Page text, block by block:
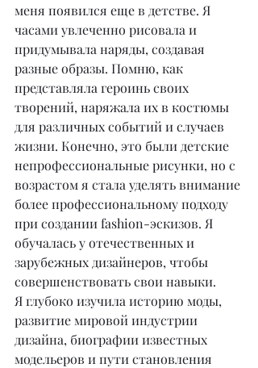
меня появился еще в детстве. Я
часами увлеченно рисовала и
придумывала наряды, создавая
разные образы. Помню, как
представляла героинь своих
творений, наряжала их в костюмы
для различных событий и случаев
жизни. Конечно, это были детские
непрофессиональные рисунки, но с
возрастом я стала уделять внимание
более профессиональному подходу
при создании fashion-эскизов. Я
обучалась у отечественных и
зарубежных дизайнеров, чтобы
совершенствовать свои навыки.
Я глубоко изучила историю моды,
развитие мировой индустрии
дизайна, биографии известных
модельеров и пути становления